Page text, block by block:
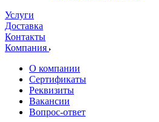
Услуги
Доставка
Контакты
Компания
О компании
Сертификаты
Реквизиты
Вакансии
Вопрос-ответ